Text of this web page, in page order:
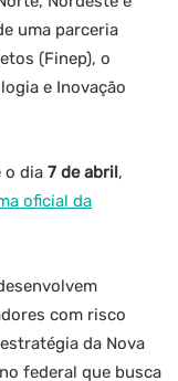
uma parceria
(Finep), o
e Inovação
o dia 7 de abril,
oficial da
com risco
da Nova
federal que busca